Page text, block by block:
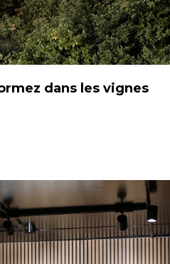
dans les vignes